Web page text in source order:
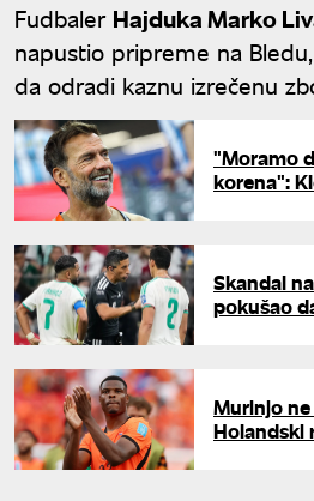
Fudbaler Hajduka Marko
napustio pripreme na
da odradi kaznu izrečenu
"Moramo
korena":
Skandal
pokušao
Murinjo
Holandski